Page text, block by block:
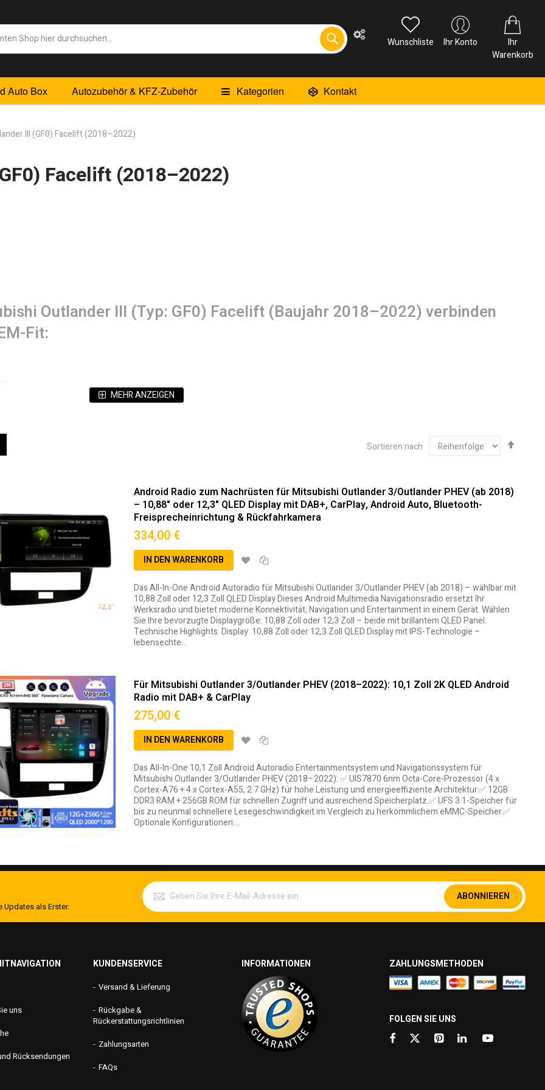
Wunschliste Ihr Konto
Ihr
Warenkorb
Auto Box Autozubehör & KFZ-Zubehör Kategorien Kontakt
III (GF0) Facelift (2018–2022)
Facelift (2018–2022)
Outlander III (Typ: GF0) Facelift (Baujahr 2018–2022) verbinden
Fit:
für Mitsubishi Outlander III (GF0) Facelift (2018–2022): Hochwertige
Systemkompatibilität.
MEHR ANZEIGEN
Sortieren nach
Android Radio zum Nachrüsten für Mitsubishi Outlander 3/Outlander PHEV (ab 2018)
– 10,88" oder 12,3" QLED Display mit DAB+, CarPlay, Android Auto, Bluetooth-
Freisprecheinrichtung & Rückfahrkamera
334,00 €
IN DEN WARENKORB
Das All-In-One Android Autoradio für Mitsubishi Outlander 3/Outlander PHEV (ab 2018) – wählbar mit
10,88 Zoll oder 12,3 Zoll QLED Display Dieses Android Multimedia Navigationsradio ersetzt Ihr
Werksradio und bietet moderne Konnektivität, Navigation und Entertainment in einem Gerät. Wählen
Sie Ihre bevorzugte Displaygröße: 10,88 Zoll oder 12,3 Zoll – beide mit brillantem QLED Panel.
Technische Highlights: Display: 10,88 Zoll oder 12,3 Zoll QLED Display mit IPS-Technologie –
lebensechte…
Für Mitsubishi Outlander 3/Outlander PHEV (2018–2022): 10,1 Zoll 2K QLED Android
Radio mit DAB+ & CarPlay
275,00 €
IN DEN WARENKORB
Das All-In-One 10,1 Zoll Android Autoradio Entertainmentsystem und Navigationssystem für
Mitsubishi Outlander 3/Outlander PHEV (2018–2022): ✅ UIS7870 6nm Octa-Core-Prozessor (4 x
Cortex-A76 + 4 x Cortex-A55, 2.7 GHz) für hohe Leistung und energieeffiziente Architektur.✅ 12GB
DDR3 RAM + 256GB ROM für schnellen Zugriff und ausreichend Speicherplatz.✅ UFS 3.1-Speicher für
bis zu neunmal schnellere Lesegeschwindigkeit im Vergleich zu herkömmlichem eMMC-Speicher.✅
Optionale Konfigurationen:…
Updates als Erster.
Melden
Sie
sich
ABONNIEREN
uns
Rücksendungen
KUNDENSERVICE
Versand & Lieferung
Rückgabe &
Rückerstattungsrichtlinien
Zahlungsarten
FAQs
INFORMATIONEN ZAHLUNGSMETHODEN
FOLGEN SIE UNS